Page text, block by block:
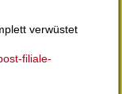
verwüstet
filiale-